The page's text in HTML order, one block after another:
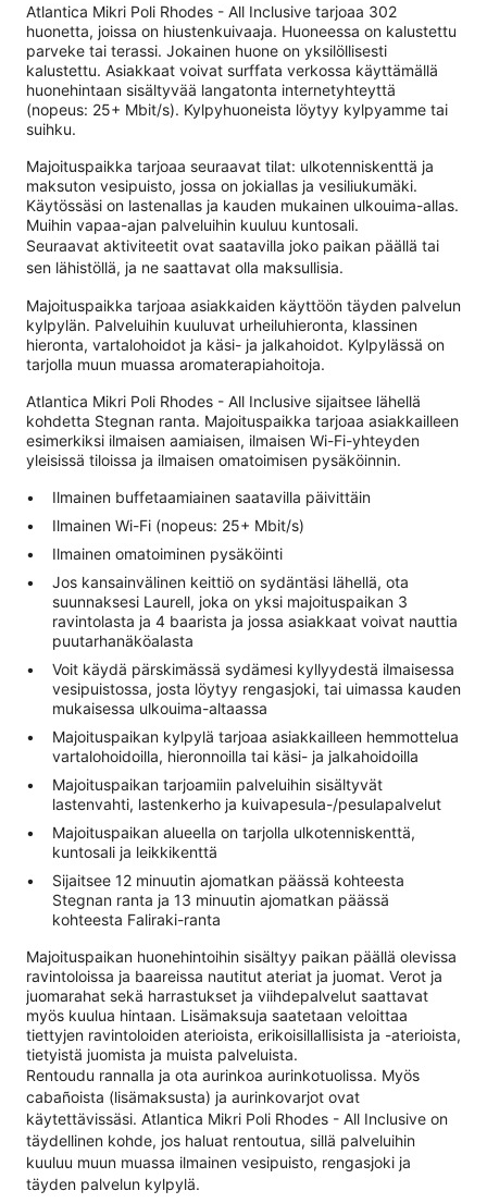
Atlantica Mikri Poli Rhodes - All Inclusive tarjoaa 302
huonetta, joissa on hiustenkuivaaja. Huoneessa on kalustettu
parveke tai terassi. Jokainen huone on yksilöllisesti
kalustettu. Asiakkaat voivat surffata verkossa käyttämällä
huonehintaan sisältyvää langatonta internetyhteyttä
(nopeus: 25+ Mbit/s). Kylpyhuoneista löytyy kylpyamme tai
suihku.
Majoituspaikka tarjoaa seuraavat tilat: ulkotenniskenttä ja
maksuton vesipuisto, jossa on jokiallas ja vesiliukumäki.
Käytössäsi on lastenallas ja kauden mukainen ulkouima-allas.
Muihin vapaa-ajan palveluihin kuuluu kuntosali.
Seuraavat aktiviteetit ovat saatavilla joko paikan päällä tai
sen lähistöllä, ja ne saattavat olla maksullisia.
Majoituspaikka tarjoaa asiakkaiden käyttöön täyden palvelun
kylpylän. Palveluihin kuuluvat urheiluhieronta, klassinen
hieronta, vartalohoidot ja käsi- ja jalkahoidot. Kylpylässä on
tarjolla muun muassa aromaterapiahoitoja.
Atlantica Mikri Poli Rhodes - All Inclusive sijaitsee lähellä
kohdetta Stegnan ranta. Majoituspaikka tarjoaa asiakkailleen
esimerkiksi ilmaisen aamiaisen, ilmaisen Wi-Fi-yhteyden
yleisissä tiloissa ja ilmaisen omatoimisen pysäköinnin.
Ilmainen buffetaamiainen saatavilla päivittäin
Ilmainen Wi-Fi (nopeus: 25+ Mbit/s)
Ilmainen omatoiminen pysäköinti
Jos kansainvälinen keittiö on sydäntäsi lähellä, ota
suunnaksesi Laurell, joka on yksi majoituspaikan 3
ravintolasta ja 4 baarista ja jossa asiakkaat voivat nauttia
puutarhanäköalasta
Voit käydä pärskimässä sydämesi kyllyydestä ilmaisessa
vesipuistossa, josta löytyy rengasjoki, tai uimassa kauden
mukaisessa ulkouima-altaassa
Majoituspaikan kylpylä tarjoaa asiakkailleen hemmottelua
vartalohoidoilla, hieronnoilla tai käsi- ja jalkahoidoilla
Majoituspaikan tarjoamiin palveluihin sisältyvät
lastenvahti, lastenkerho ja kuivapesula-/pesulapalvelut
Majoituspaikan alueella on tarjolla ulkotenniskenttä,
kuntosali ja leikkikenttä
Sijaitsee 12 minuutin ajomatkan päässä kohteesta
Stegnan ranta ja 13 minuutin ajomatkan päässä
kohteesta Faliraki-ranta
Majoituspaikan huonehintoihin sisältyy paikan päällä olevissa
ravintoloissa ja baareissa nautitut ateriat ja juomat. Verot ja
juomarahat sekä harrastukset ja viihdepalvelut saattavat
myös kuulua hintaan. Lisämaksuja saatetaan veloittaa
tiettyjen ravintoloiden aterioista, erikoisillallisista ja -aterioista,
tietyistä juomista ja muista palveluista.
Rentoudu rannalla ja ota aurinkoa aurinkotuolissa. Myös
cabañoista (lisämaksusta) ja aurinkovarjot ovat
käytettävissäsi. Atlantica Mikri Poli Rhodes - All Inclusive on
täydellinen kohde, jos haluat rentoutua, sillä palveluihin
kuuluu muun muassa ilmainen vesipuisto, rengasjoki ja
täyden palvelun kylpylä.